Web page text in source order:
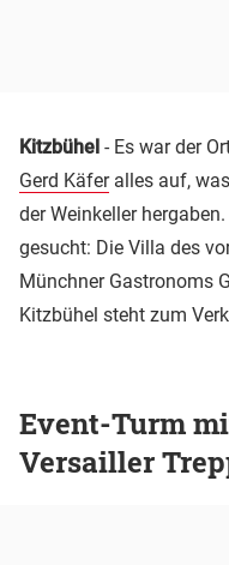
Kitzbühel - Es war der
Gerd Käferalles auf,
der Weinkeller
gesucht: Die Villa des
Münchner Gastronoms
Kitzbühel steht zum
Event-Turm
Versailler